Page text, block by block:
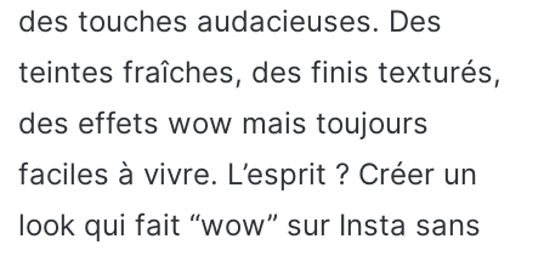
des touches audacieuses. Des
teintes fraîches, des finis texturés,
des effets wow mais toujours
faciles à vivre. L’esprit ? Créer un
look qui fait “wow” sur Insta sans